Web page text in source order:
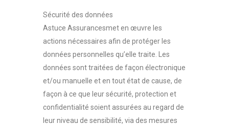
Sécurité des données
Astuce Assurancesmet en œuvre les
actions nécessaires afin de protéger les
données personnelles qu’elle traite. Les
données sont traitées de façon électronique
et/ou manuelle et en tout état de cause, de
façon à ce que leur sécurité, protection et
confidentialité soient assurées au regard de
leur niveau de sensibilité, via des mesures